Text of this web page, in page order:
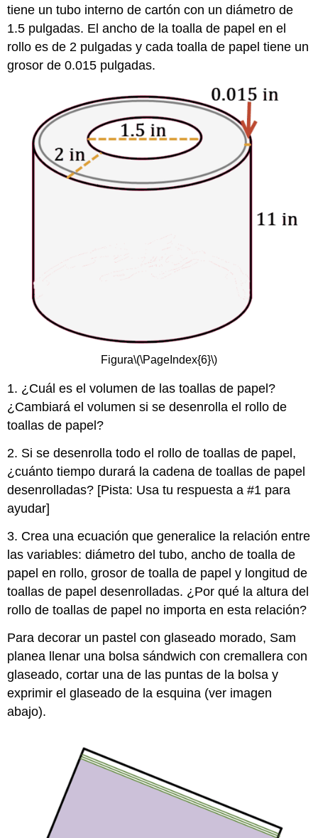
tiene un tubo interno de cartón con un diámetro de
1.5 pulgadas. El ancho de la toalla de papel en el
rollo es de 2 pulgadas y cada toalla de papel tiene un
grosor de 0.015 pulgadas.
Figura\(\PageIndex{6}\)
1. ¿Cuál es el volumen de las toallas de papel?
¿Cambiará el volumen si se desenrolla el rollo de
toallas de papel?
2. Si se desenrolla todo el rollo de toallas de papel,
¿cuánto tiempo durará la cadena de toallas de papel
desenrolladas? [Pista: Usa tu respuesta a #1 para
ayudar]
3. Crea una ecuación que generalice la relación entre
las variables: diámetro del tubo, ancho de toalla de
papel en rollo, grosor de toalla de papel y longitud de
toallas de papel desenrolladas. ¿Por qué la altura del
rollo de toallas de papel no importa en esta relación?
Para decorar un pastel con glaseado morado, Sam
planea llenar una bolsa sándwich con cremallera con
glaseado, cortar una de las puntas de la bolsa y
exprimir el glaseado de la esquina (ver imagen
abajo).